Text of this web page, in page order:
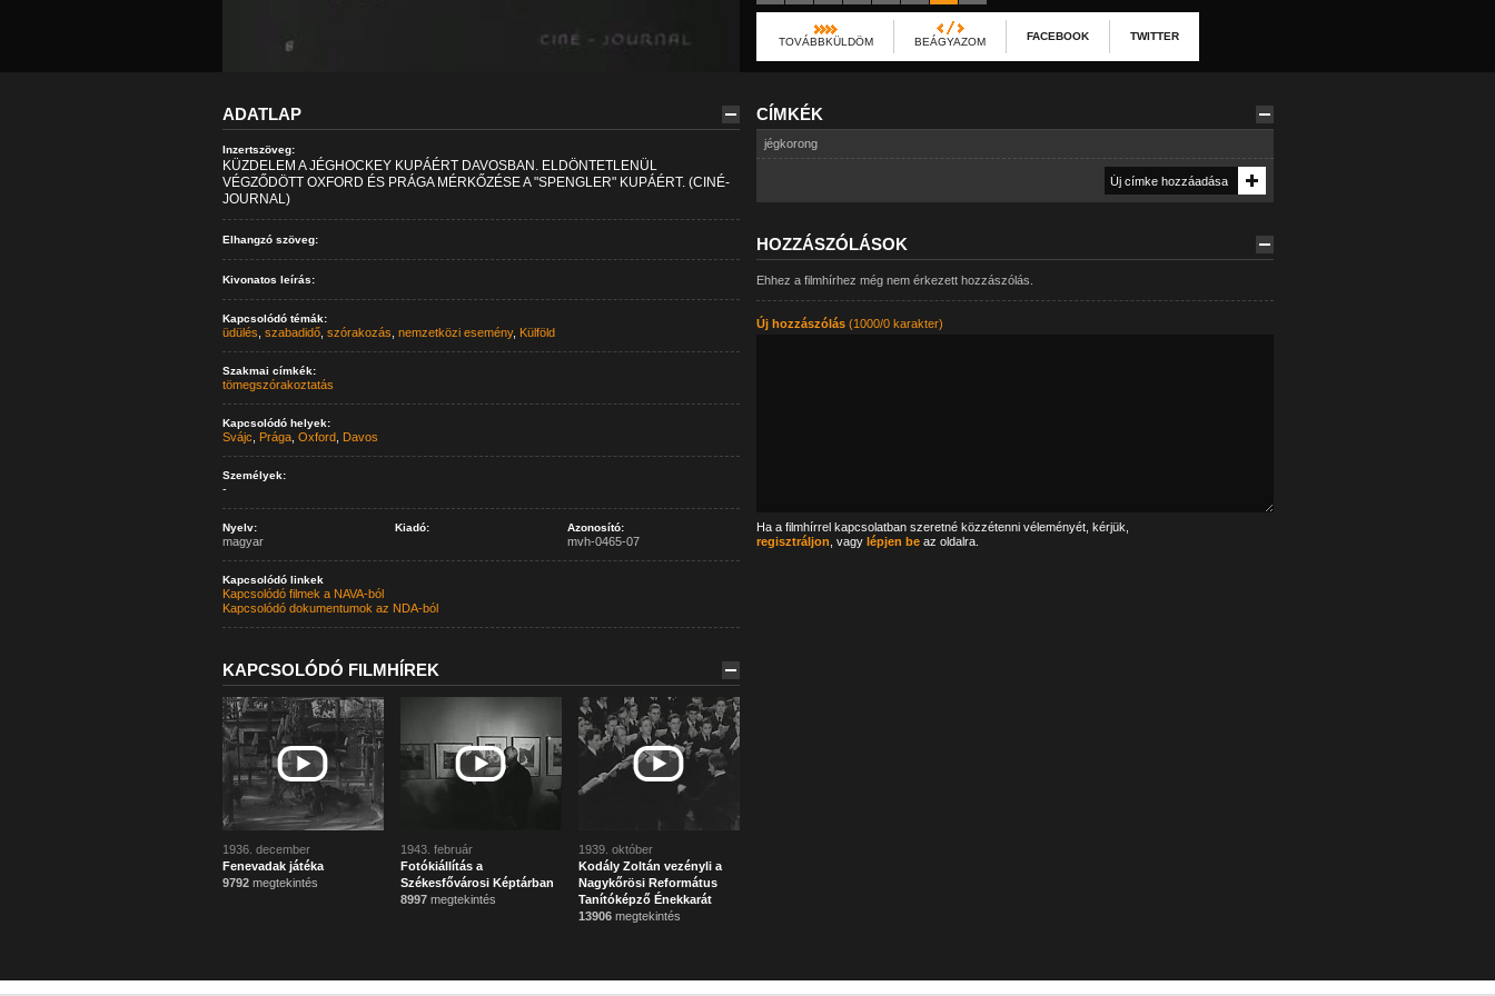
TOVÁBBKÜLDÖM BEÁGYAZOM FACEBOOK TWITTER
ADATLAP
Inzertszöveg:
KÜZDELEM A JÉGHOCKEY KUPÁÉRT DAVOSBAN. ELDÖNTETLENÜL
VÉGZŐDÖTT OXFORD ÉS PRÁGA MÉRKŐZÉSE A "SPENGLER" KUPÁÉRT. (CINÉ-
JOURNAL)
Elhangzó szöveg:
Kivonatos leírás:
Kapcsolódó témák:
üdülés szabadidő, szórakozás nemzetközi esemény, Külföld
Szakmai címkék:
tömegszórakoztatás
Kapcsolódó helyek:
Svájc Prága, Oxford, Davos
Személyek:
-
Nyelv:
magyar
Kiadó: Azonosító:
mvh-0465-07
Kapcsolódó linkek
Kapcsolódó filmek a NAVA-ból
Kapcsolódó dokumentumok az NDA-ból
KAPCSOLÓDÓ FILMHÍREK
1936. december
Fenevadak játéka
9792megtekintés
1943. február
Fotókiállítás a
Székesfővárosi Képtárban
8997megtekintés
1939. október
Kodály Zoltán vezényli a
Nagykőrösi Református
Tanítóképző Énekkarát
13906megtekintés
CÍMKÉK
jégkorong
HOZZÁSZÓLÁSOK
Ehhez a filmhírhez még nem érkezett hozzászólás.
Új hozzászólás(1000/0 karakter)
Ha a filmhírrel kapcsolatban szeretné közzétenni véleményét, kérjük,
regisztráljon , vagy lépjen beaz oldalra.